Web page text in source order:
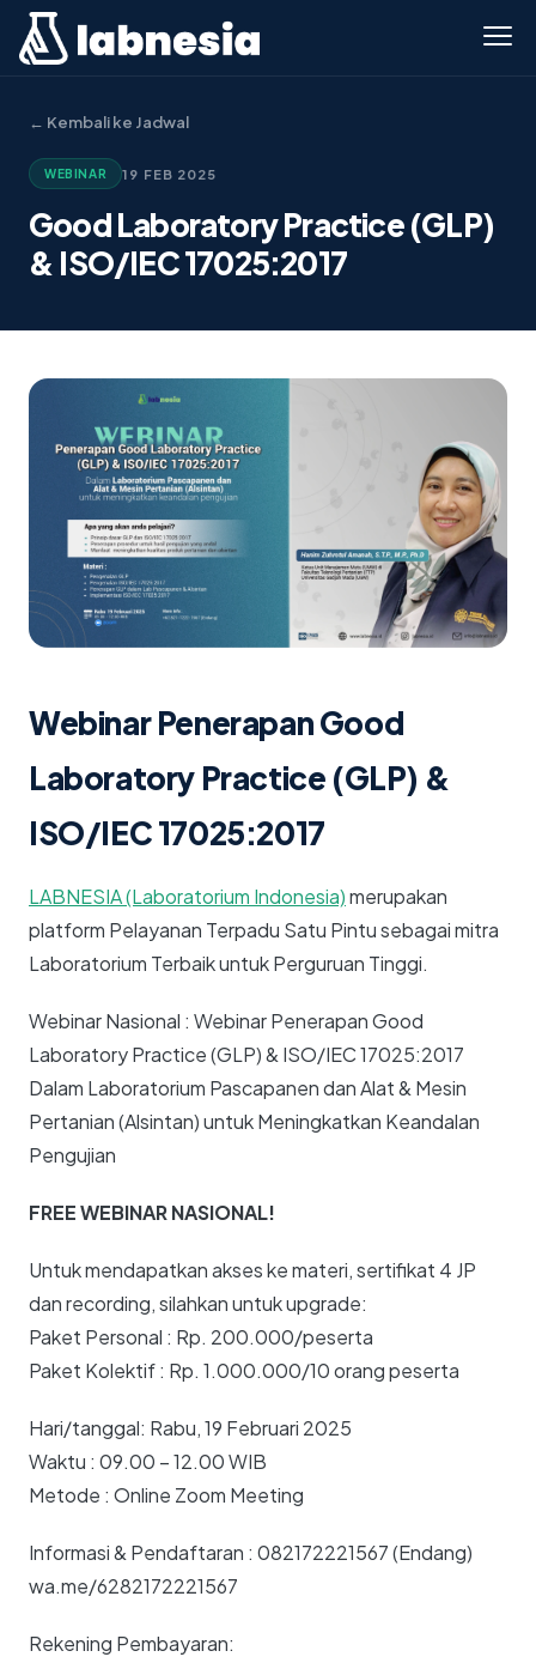
← Kembali ke Jadwal
WEBINAR 19 FEB 2025
Good Laboratory Practice (GLP)
& ISO/IEC 17025:2017
Webinar Penerapan Good
Laboratory Practice (GLP) &
ISO/IEC 17025:2017
LABNESIA (Laboratorium Indonesia)merupakan
platform Pelayanan Terpadu Satu Pintu sebagai mitra
Laboratorium Terbaik untuk Perguruan Tinggi.
Webinar Nasional : Webinar Penerapan Good
Laboratory Practice (GLP) & ISO/IEC 17025:2017
Dalam Laboratorium Pascapanen dan Alat & Mesin
Pertanian (Alsintan) untuk Meningkatkan Keandalan
Pengujian
FREE WEBINAR NASIONAL!
Untuk mendapatkan akses ke materi, sertifikat 4 JP
dan recording, silahkan untuk upgrade:
Paket Personal : Rp. 200.000/peserta
Paket Kolektif : Rp. 1.000.000/10 orang peserta
Hari/tanggal: Rabu, 19 Februari 2025
Waktu : 09.00 – 12.00 WIB
Metode : Online Zoom Meeting
Informasi & Pendaftaran : 082172221567 (Endang)
wa.me/6282172221567
Rekening Pembayaran: